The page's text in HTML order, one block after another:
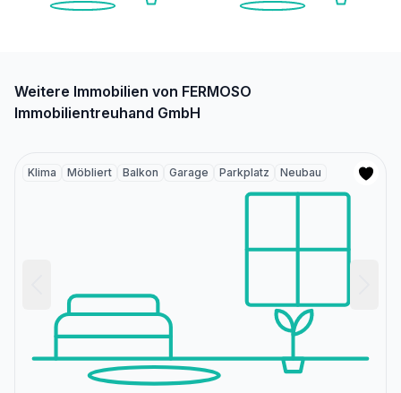
Weitere Immobilien von FERMOSO
Immobilientreuhand GmbH
Klima Möbliert Balkon Garage Parkplatz Neubau